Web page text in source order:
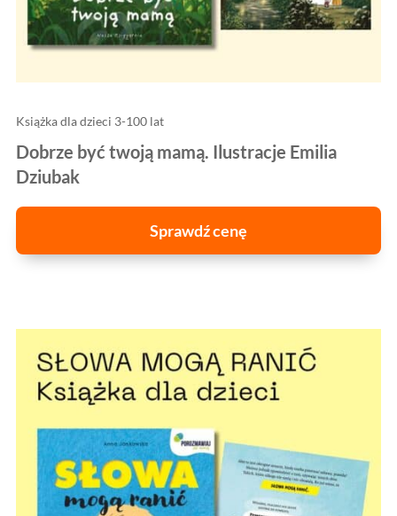
Książka dla dzieci 3-100 lat
Dobrze być twoją mamą. Ilustracje Emilia
Dziubak
Sprawdź cenę